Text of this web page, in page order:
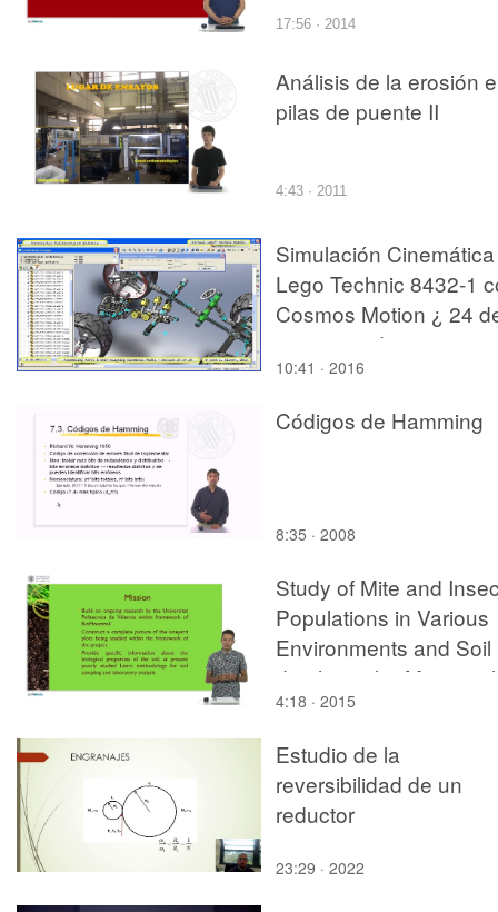
17:56 · 2014
Análisis de la erosión
pilas de puente II
4:43 · 2011
Simulación Cinemática
Lego Technic 8432-1
Cosmos Motion ¿ 24
24 - no audio
10:41 · 2016
Códigos de Hamming
8:35 · 2008
Study of Mite and
Populations in Various
Environments and Soil
depths in the
of Benitatchell 3
4:18 · 2015
Estudio de la
reversibilidad de un
reductor
23:29 · 2022